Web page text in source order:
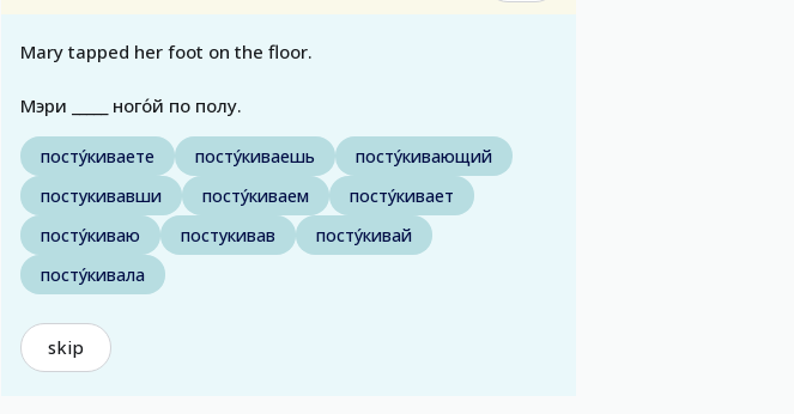
Mary tapped her foot on the floor.
Мэри _____ ного́й по полу.
посту́киваете посту́киваешь
посту́кивающий
постукивавши
посту́киваем
посту́кивает
посту́киваю
постукивав
посту́кивай
посту́кивала
skip